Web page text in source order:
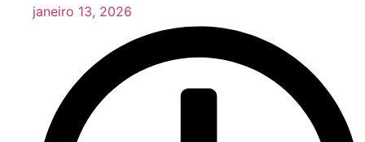
janeiro 13, 2026